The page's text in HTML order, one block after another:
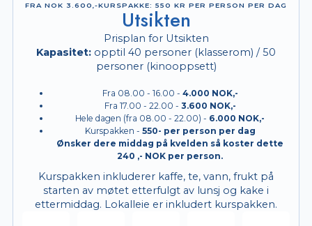
FRA NOK 3.600,-KURS­PAKKE: 550 KR PER PERSON PER DAG
Utsikten
Prisplan for Utsikten
Kapasitet: opptil 40 personer (klasserom) / 50
personer (kinooppsett)
Fra 08.00 - 16.00 - 4.000 NOK,-
Fra 17.00 - 22.00 - 3.600 NOK,-
Hele dagen (fra 08.00 - 22.00) - 6.000 NOK,-
Kurspakken - 550- per person per dag
Ønsker dere middag på kvelden så koster dette
240 ,- NOK per person.
Kurspakken inkluderer kaffe, te, vann, frukt på
starten av møtet etterfulgt av lunsj og kake i
ettermiddag. Lokalleie er inkludert kurspakken.